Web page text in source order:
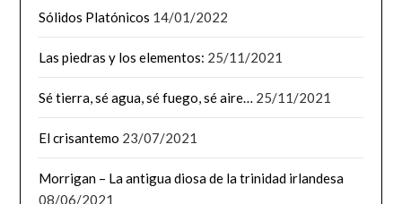
Sólidos Platónicos 14/01/2022
Las piedras y los elementos: 25/11/2021
Sé tierra, sé agua, sé fuego, sé aire… 25/11/2021
El crisantemo 23/07/2021
Morrigan – La antigua diosa de la trinidad irlandesa
08/06/2021